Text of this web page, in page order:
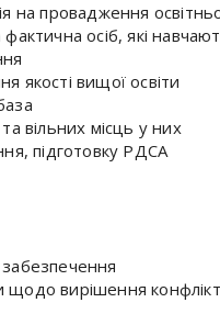
на провадження
осіб, які
якості вищої освіти
вільних місць у них
підготовку РДСА
вирішення